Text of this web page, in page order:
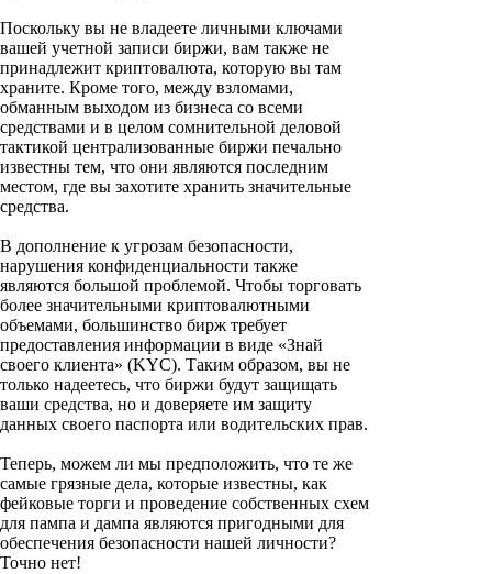
Поскольку вы не владеете личными ключами
вашей учетной записи биржи, вам также не
принадлежит криптовалюта, которую вы там
храните. Кроме того, между взломами,
обманным выходом из бизнеса со всеми
средствами и в целом сомнительной деловой
тактикой централизованные биржи печально
известны тем, что они являются последним
местом, где вы захотите хранить значительные
средства.
В дополнение к угрозам безопасности,
нарушения конфиденциальности также
являются большой проблемой. Чтобы торговать
более значительными криптовалютными
объемами, большинство бирж требует
предоставления информации в виде «Знай
своего клиента» (KYC). Таким образом, вы не
только надеетесь, что биржи будут защищать
ваши средства, но и доверяете им защиту
данных своего паспорта или водительских прав.
Теперь, можем ли мы предположить, что те же
самые грязные дела, которые известны, как
фейковые торги и проведение собственных схем
для пампа и дампа являются пригодными для
обеспечения безопасности нашей личности?
Точно нет!